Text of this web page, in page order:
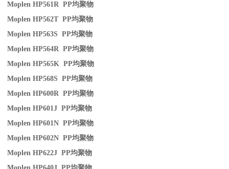
Moplen HP561R PP均聚物
Moplen HP562T PP均聚物
Moplen HP563S PP均聚物
Moplen HP564R PP均聚物
Moplen HP565K PP均聚物
Moplen HP568S PP均聚物
Moplen HP600R PP均聚物
Moplen HP601J PP均聚物
Moplen HP601N PP均聚物
Moplen HP602N PP均聚物
Moplen HP622J PP均聚物